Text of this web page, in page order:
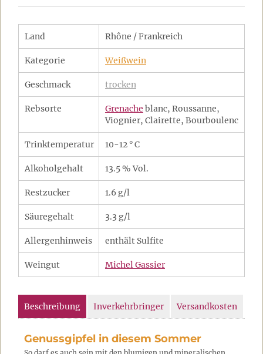
Land Rhône / Frankreich
Kategorie Weißwein
Geschmack trocken
Rebsorte Grenache blanc, Roussanne,
Viognier, Clairette, Bourboulenc
Trinktemperatur 10-12 ° C
Alkoholgehalt 13.5 % Vol.
Restzucker 1.6 g/l
Säuregehalt 3.3 g/l
Allergenhinweis enthält Sulfite
Weingut Michel Gassier
Beschreibung Inverkehrbringer Versandkosten
Genussgipfel in diesem Sommer